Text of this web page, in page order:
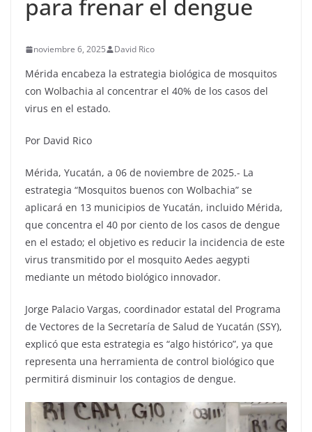
para frenar el dengue
noviembre 6, 2025 David Rico
Mérida encabeza la estrategia biológica de mosquitos
con Wolbachia al concentrar el 40% de los casos del
virus en el estado.
Por David Rico
Mérida, Yucatán, a 06 de noviembre de 2025.- La
estrategia “Mosquitos buenos con Wolbachia” se
aplicará en 13 municipios de Yucatán, incluido Mérida,
que concentra el 40 por ciento de los casos de dengue
en el estado; el objetivo es reducir la incidencia de este
virus transmitido por el mosquito Aedes aegypti
mediante un método biológico innovador.
Jorge Palacio Vargas, coordinador estatal del Programa
de Vectores de la Secretaría de Salud de Yucatán (SSY),
explicó que esta estrategia es “algo histórico”, ya que
representa una herramienta de control biológico que
permitirá disminuir los contagios de dengue.